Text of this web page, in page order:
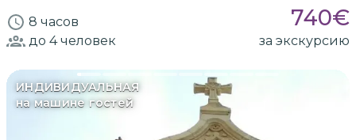
8 часов 740€
до 4человек за экскурсию
ИНДИВИДУАЛЬНАЯ
на машине гостей